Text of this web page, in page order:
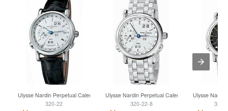
Ulysse Nardin Perpetual Calendar
320-22
Ulysse Nardin Perpetual Calendar
320-22-8
Ulysse
320-